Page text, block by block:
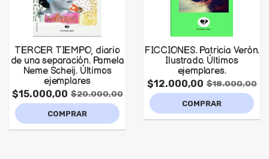
TERCER TIEMPO, diario
de una separación. Pamela
Neme Scheij. Últimos
ejemplares
$15.000,00 $20.000,00
COMPRAR
FICCIONES. Patricia Verón.
Ilustrado. Últimos
ejemplares.
$12.000,00 $18.000,00
COMPRAR